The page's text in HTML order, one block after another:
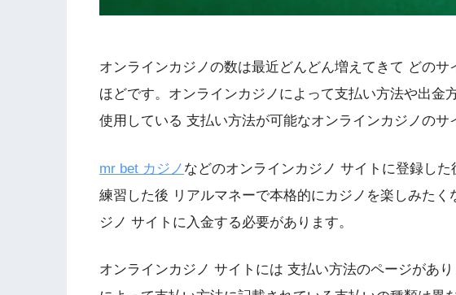
オンラインカジノの数は最近どんどん増えてきて どのサ
ほどです。オンラインカジノによって支払い方法や出金
使用している 支払い方法が可能なオンラインカジノのサ
mr bet カジノ などのオンラインカジノ サイトに登録し
練習した後 リアルマネーで本格的にカジノを楽しみたく
ジノ サイトに入金する必要があります。
オンラインカジノ サイトには 支払い方法のページがあ